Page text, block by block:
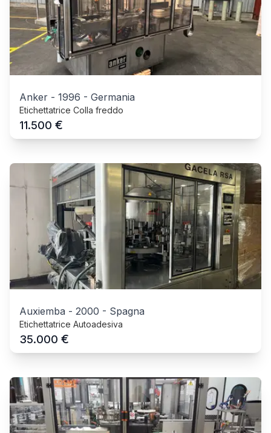
Anker - 1996 - Germania
Etichettatrice Colla freddo
11.500 €
Auxiemba - 2000 - Spagna
Etichettatrice Autoadesiva
35.000 €